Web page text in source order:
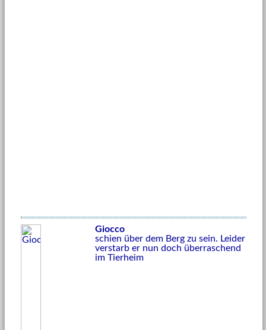
Giocco
schien über dem Berg zu sein. Leider
verstarb er nun doch überraschend
im Tierheim